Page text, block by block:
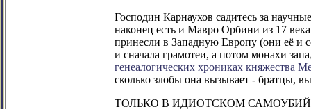
Господин Карнаухов садитесь за
наконец есть и Мавро Орбини из 17
принесли в Западную Европу (они её и
и сначала грамотеи, а потом монахи
генеалогических хрониках княжества
сколько злобы она вызывает - братцы,
ТОЛЬКО В ИДИОТСКОМ